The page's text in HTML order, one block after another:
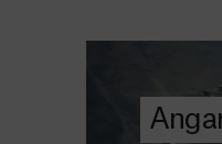
A MSF
chegar
humanitária